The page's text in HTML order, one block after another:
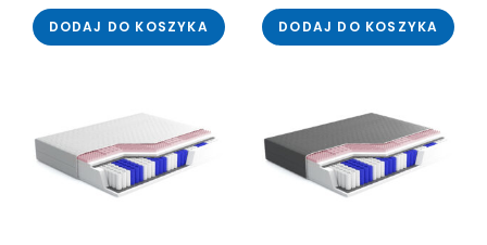
DODAJ DO KOSZYKA DODAJ DO KOSZYKA